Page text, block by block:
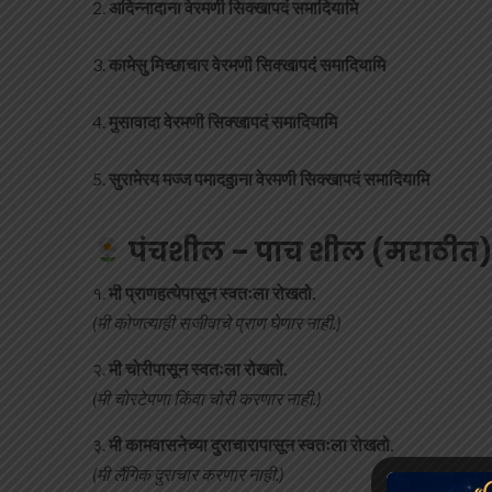
अदिन्नादाना वेरमणी सिक्खापदं समादियामि
कामेसु मिच्छाचार वेरमणी सिक्खापदं समादियामि
मुसावादा वेरमणी सिक्खापदं समादियामि
सुरामेरय मज्ज पमादठ्ठाना वेरमणी सिक्खापदं समादियामि
पंचशील – पाच शील (मराठीत)
१. मी प्राणहत्येपासून स्वतःला रोखतो.
(मी कोणत्याही सजीवाचे प्राण घेणार नाही.)
२. मी चोरीपासून स्वतःला रोखतो.
(मी चोरटेपणा किंवा चोरी करणार नाही.)
३. मी कामवासनेच्या दुराचारापासून स्वतःला रोखतो.
(मी लैंगिक दुराचार करणार नाही.)